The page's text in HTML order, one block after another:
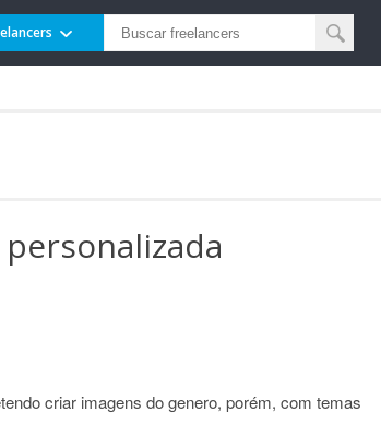
criar imagens do genero, porém, com temas